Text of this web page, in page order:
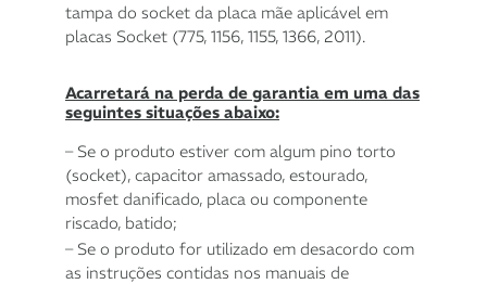
tampa do socket da placa mãe aplicável em
placas Socket (775, 1156, 1155, 1366, 2011).
Acarretará na perda de garantia em uma das
seguintes situações abaixo:
– Se o produto estiver com algum pino torto
(socket), capacitor amassado, estourado,
mosfet danificado, placa ou componente
riscado, batido;
– Se o produto for utilizado em desacordo com
as instruções contidas nos manuais de